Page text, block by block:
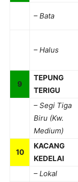
– Bata
– Halus
9
TEPUNG
TERIGU
– Segi Tiga
Biru (Kw.
Medium)
10
KACANG
KEDELAI
– Lokal